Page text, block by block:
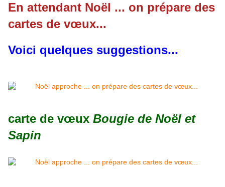
En attendant Noël ... on prépare des
cartes de vœux...
Voici quelques suggestions...
carte de vœux Bougie de Noël et
Sapin